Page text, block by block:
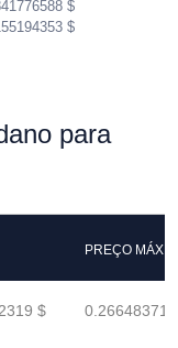
$
$
para
PREÇO
$